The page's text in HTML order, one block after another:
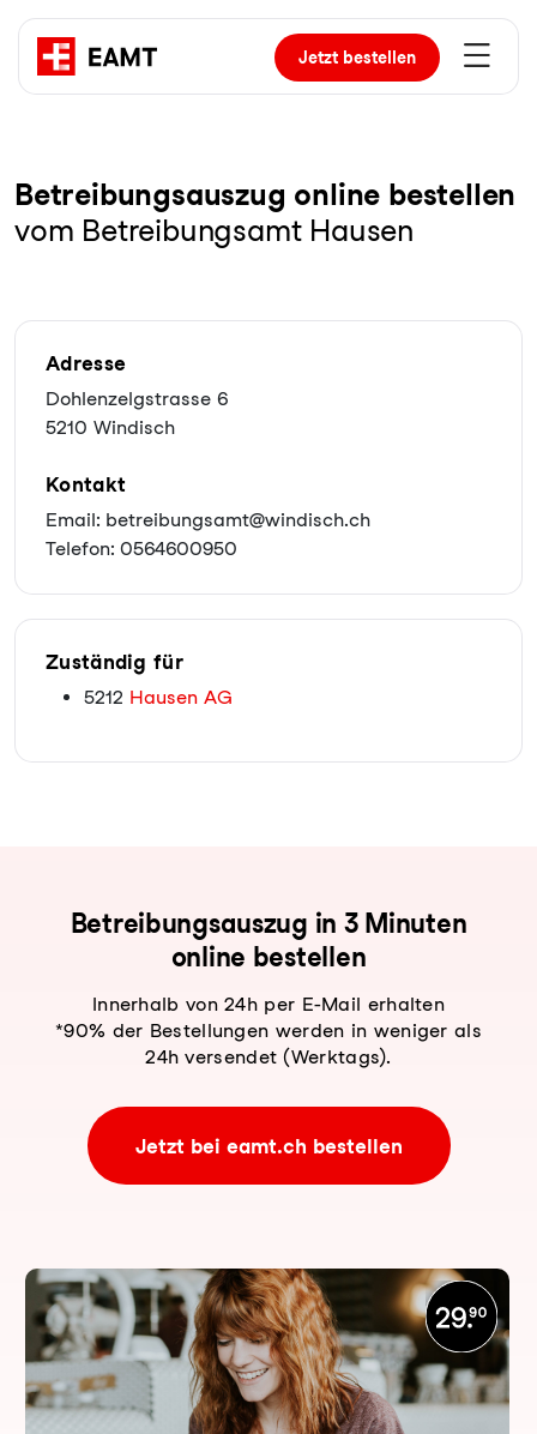
Jetztbestellen
Be­trei­bungs­aus­zug online bestellen
vom Betreibungsamt Hausen
Adresse
Dohlenzelgstrasse 6
5210 Windisch
Kontakt
Email: betreibungsamt@windisch.ch
Telefon: 0564600950
Zuständig für
5212 Hausen AG
Be­trei­bungs­aus­zug in 3 Minuten
online bestellen
Innerhalb von 24h per E-Mail erhalten
*90% der Bestellungen werden in weniger als
24h versendet (Werktags).
Jetzt bei eamt.ch bestellen